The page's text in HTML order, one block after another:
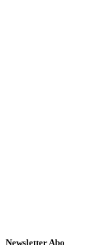
Newsletter Abo